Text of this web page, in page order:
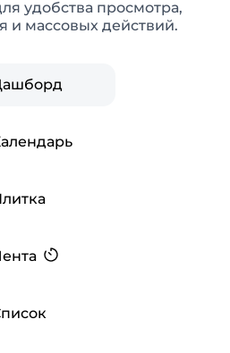
информации,
стратегии и создания
для улучшения
удобства просмотра,
и массовых действий.